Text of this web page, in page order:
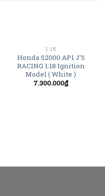
1:18
Honda S2000 AP1 J’S
RACING 1:18 Ignition
Model ( White )
7.300.000₫